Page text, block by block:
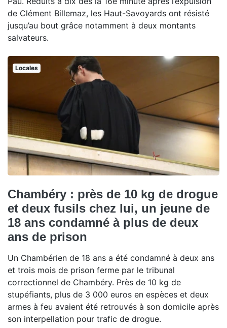
de Clément Billemaz, les Haut-Savoyards ont résisté
jusqu’au bout grâce notamment à deux montants
salvateurs.
Locales
Chambéry : près de 10 kg de drogue
et deux fusils chez lui, un jeune de
18 ans condamné à plus de deux
ans de prison
Un Chambérien de 18 ans a été condamné à deux ans
et trois mois de prison ferme par le tribunal
correctionnel de Chambéry. Près de 10 kg de
stupéfiants, plus de 3 000 euros en espèces et deux
armes à feu avaient été retrouvés à son domicile après
son interpellation pour trafic de drogue.